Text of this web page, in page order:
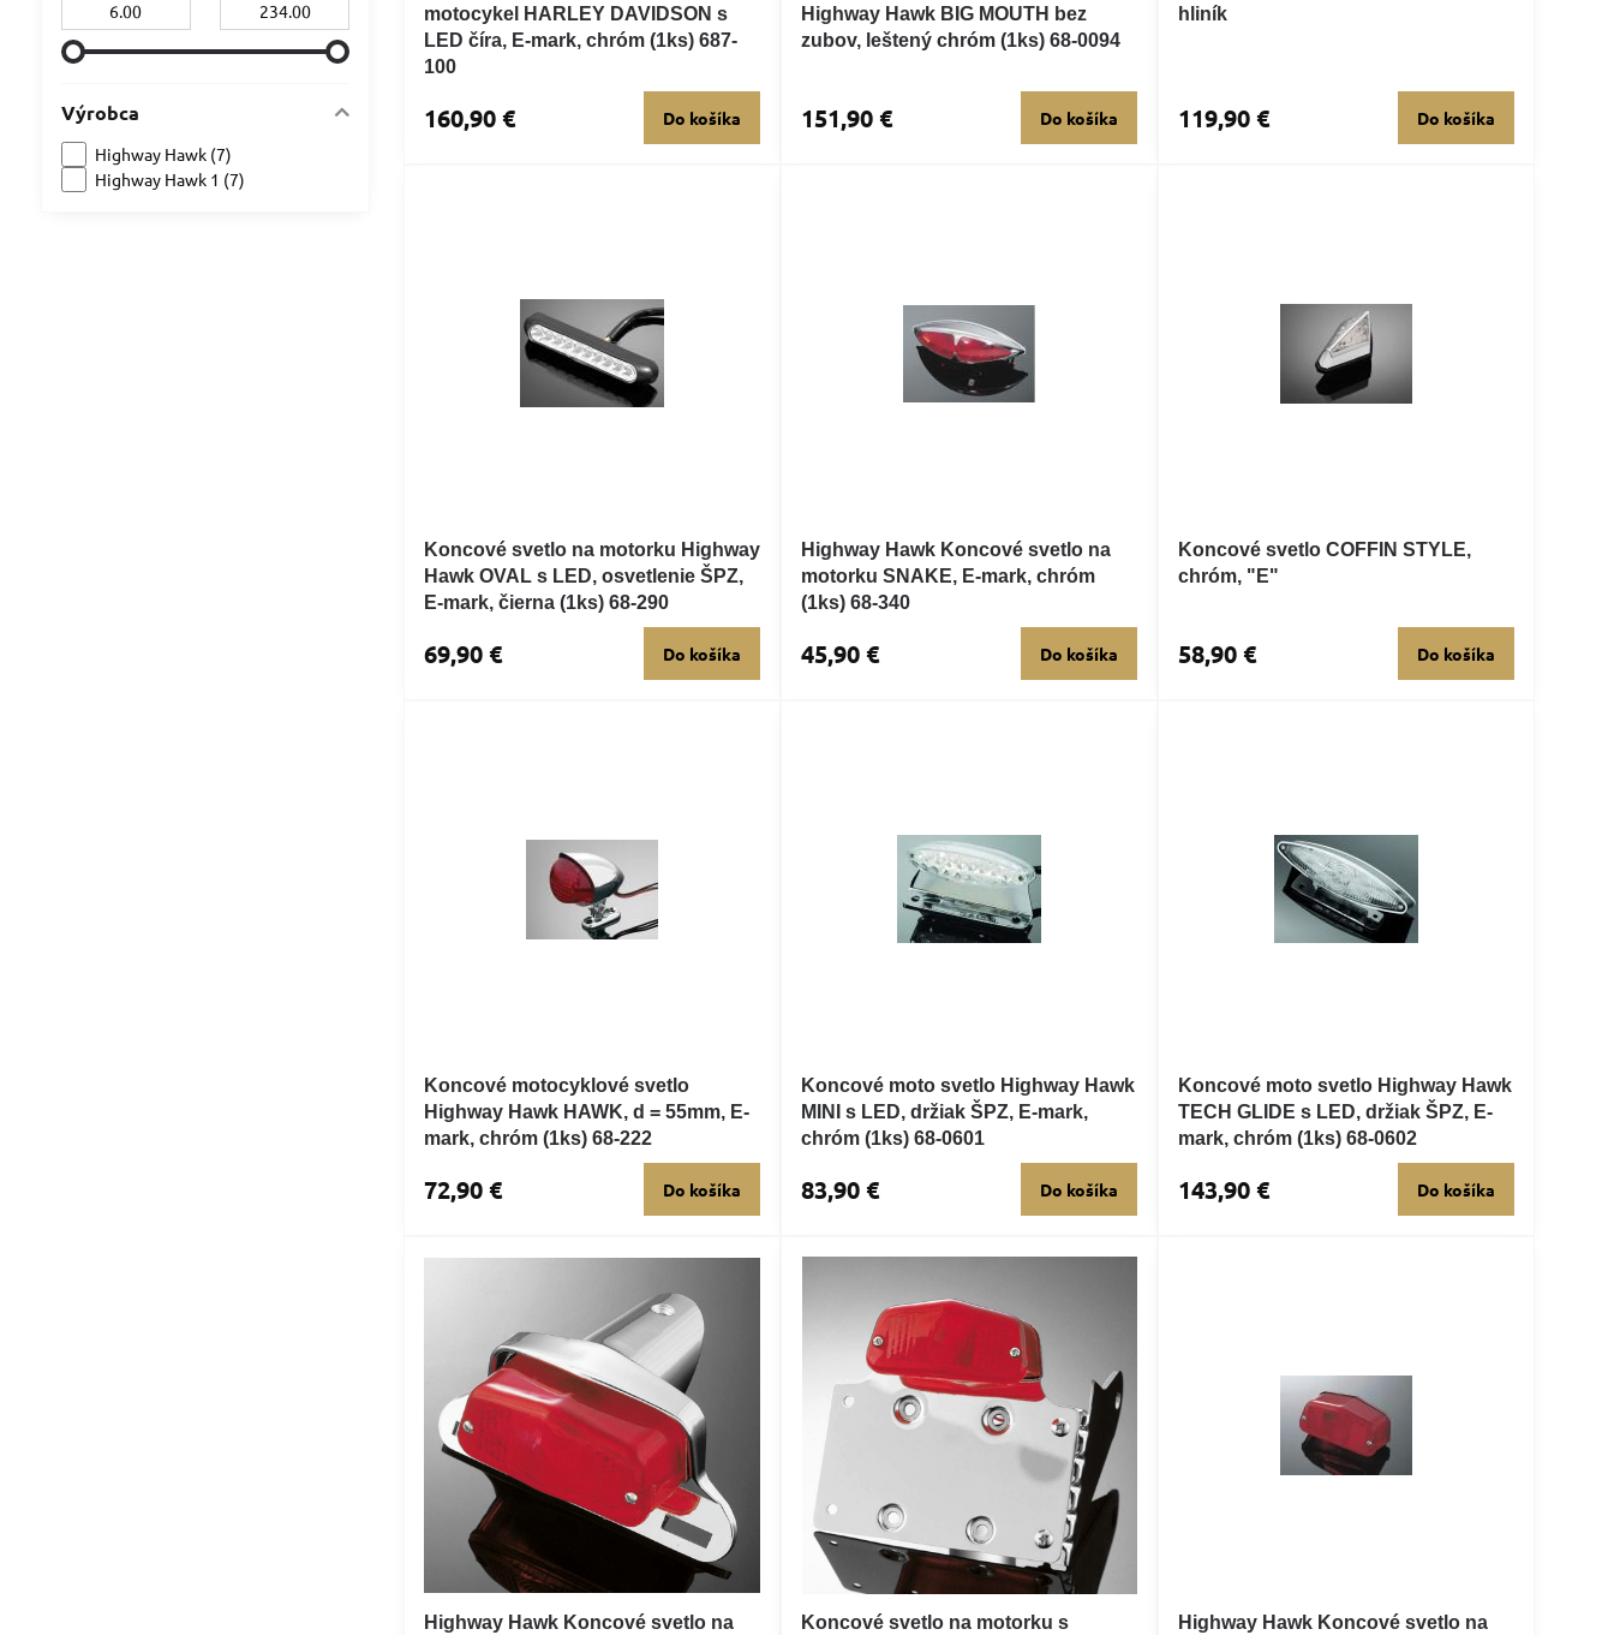
motocykel HARLEY DAVIDSON s
LED číra, E-mark, chróm (1ks) 687-
100
160,90 € Do košíka
Highway Hawk BIG MOUTH bez
zubov, leštený chróm (1ks) 68-0094
151,90 € Do košíka
hliník
119,90 € Do košíka
Koncové svetlo na motorku Highway
Hawk OVAL s LED, osvetlenie ŠPZ,
E-mark, čierna (1ks) 68-290
69,90 € Do košíka
Highway Hawk Koncové svetlo na
motorku SNAKE, E-mark, chróm
(1ks) 68-340
45,90 € Do košíka
Koncové svetlo COFFIN STYLE,
chróm, "E"
58,90 € Do košíka
Koncové motocyklové svetlo
Highway Hawk HAWK, d = 55mm, E-
mark, chróm (1ks) 68-222
72,90 € Do košíka
Koncové moto svetlo Highway Hawk
MINI s LED, držiak ŠPZ, E-mark,
chróm (1ks) 68-0601
83,90 € Do košíka
Koncové moto svetlo Highway Hawk
TECH GLIDE s LED, držiak ŠPZ, E-
mark, chróm (1ks) 68-0602
143,90 € Do košíka
Highway Hawk Koncové svetlo na
Koncové svetlo na motorku s
Highway Hawk Koncové svetlo na
Výrobca
Highway Hawk (7)
Highway Hawk 1 (7)